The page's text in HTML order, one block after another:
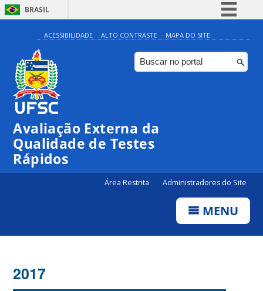
BRASIL
Simplifique!
Comunica BR
Participe
ACESSIBILIDADE ALTO CONTRASTE MAPA DO SITE
Avaliação Externa da
Qualidade de Testes
Rápidos
Área Restrita Administradores do Site
MENU
2017